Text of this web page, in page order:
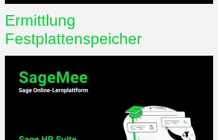
Ermittlung
Festplattenspeicher